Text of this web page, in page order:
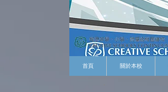
首頁 關於本校